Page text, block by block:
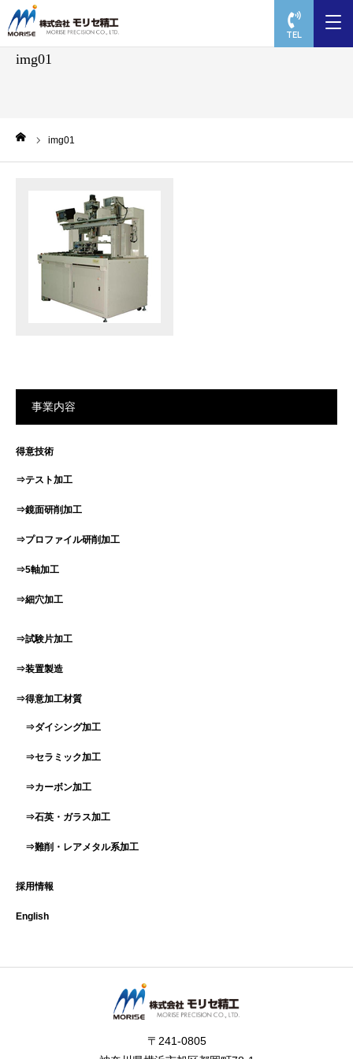
TEL
img01
img01
事業内容
得意技術
⇒テスト加工
⇒鏡面研削加工
⇒プロファイル研削加工
⇒5軸加工
⇒細穴加工
⇒試験片加工
⇒装置製造
⇒得意加工材質
⇒ダイシング加工
⇒セラミック加工
⇒カーボン加工
⇒石英・ガラス加工
⇒難削・レアメタル系加工
採用情報
English
〒241-0805